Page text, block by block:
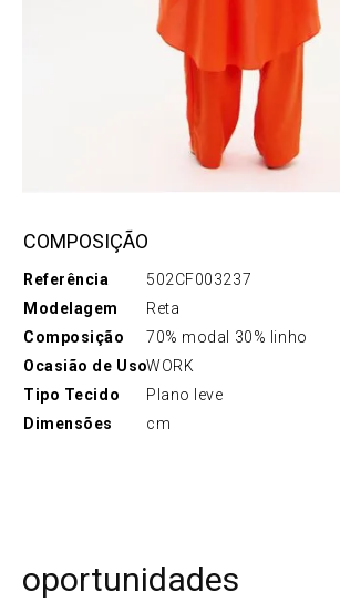
COMPOSIÇÃO
Referência
502CF003237
Modelagem
Reta
Composição
70% modal 30% linho
Ocasião de UsoWORK
Tipo Tecido
Plano leve
Dimensões
cm
oportunidades